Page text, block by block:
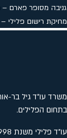
גניבה מסופר פארם
מחיקת רישום פלילי
משרד עו"ד גיל בר-
בתחום הפלילים.
עו"ד פלילי משנת 1998, תובע משטרתי לשעבר ומועמד למשרת שופט בשנת 2009.